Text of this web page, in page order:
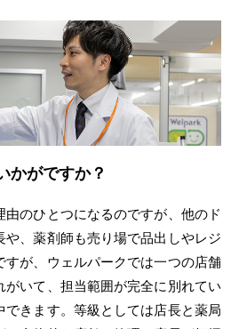
かがですか？
由のひとつになるのですが、他のド
や、薬剤師も売り場で品出しやレジ
すが、ウェルパークでは一つの店舗
がいて、担当範囲が完全に別れてい
できます。等級としては店長と薬局